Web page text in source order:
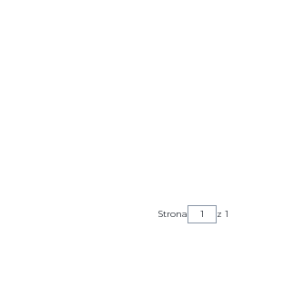
Strona z 1